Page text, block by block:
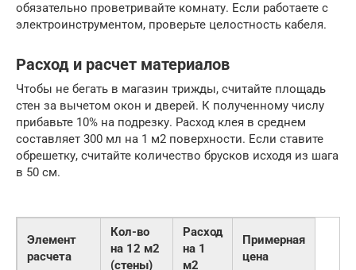
обязательно проветривайте комнату. Если работаете с
электроинструментом, проверьте целостность кабеля.
Расход и расчет материалов
Чтобы не бегать в магазин трижды, считайте площадь
стен за вычетом окон и дверей. К полученному числу
прибавьте 10% на подрезку. Расход клея в среднем
составляет 300 мл на 1 м2 поверхности. Если ставите
обрешетку, считайте количество брусков исходя из шага
в 50 см.
Элемент
расчета
Кол-во
на 12 м2
(стены)
Расход
на 1
м2
Примерная
цена